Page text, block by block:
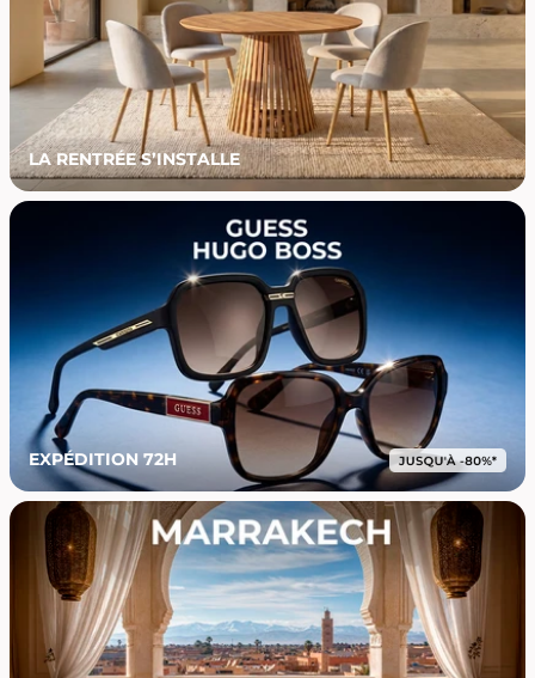
LA RENTRÉE S’INSTALLE
EXPÉDITION 72H